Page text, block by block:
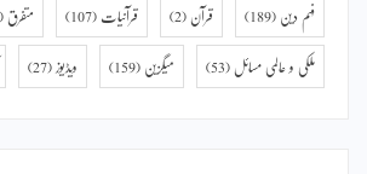
فہم دین (189) قرآن (2) قرآنیات (107) متفرق (64)
ملکی و عالمی مسائل (53) میگزین (159) ویڈیوز (27)